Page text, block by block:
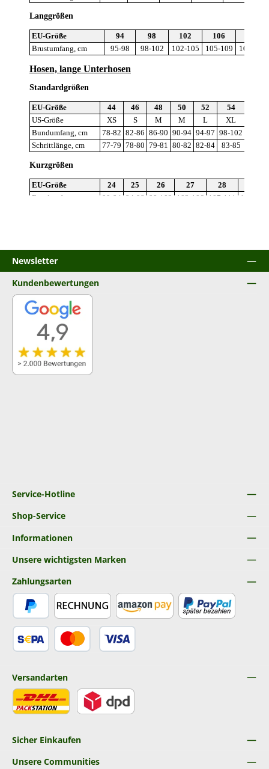
Newsletter
Service-Hotline
Shop-Service
Informationen
Unsere wichtigsten Marken
Sicher Einkaufen
Kundenbewertungen
Unsere Communities
Zahlungsarten
Versandarten